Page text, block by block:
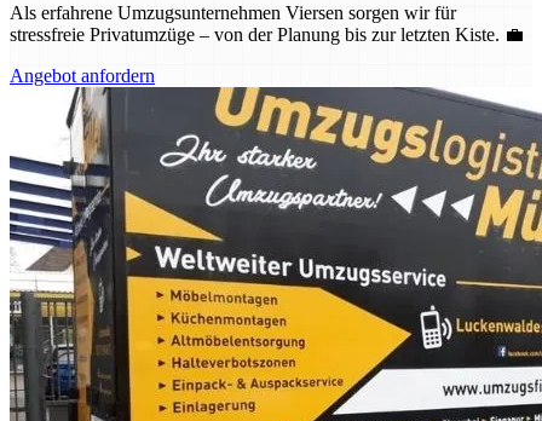
Als erfahrene Umzugsunternehmen Viersen sorgen wir für
stressfreie Privatumzüge – von der Planung bis zur letzten Kiste. 💼
Angebot anfordern